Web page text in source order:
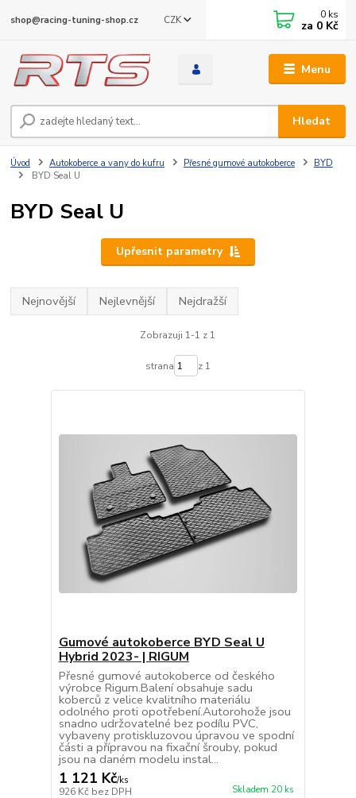
Menu
CZK
Hledat
shop@racing-tuning-shop.cz 0 ks
za 0 Kč
Úvod Autokoberce a vany do kufru Přesné gumové autokoberce
BYD
BYD Seal U
BYD Seal U
Upřesnit parametry
Nejnovější Nejlevnější Nejdražší
Zobrazuji 1-1 z 1
strana z 1
Gumové autokoberce BYD Seal U
Hybrid 2023- | RIGUM
Přesné gumové autokoberce od českého
výrobce Rigum.Balení obsahuje sadu
koberců z velice kvalitního materiálu
odolného proti opotřebení.Autorohože jsou
snadno udržovatelné bez podílu PVC,
vybaveny protiskluzovou úpravou ve spodní
části a přípravou na fixační šrouby, pokud
jsou na daném modelu instal...
1 121 Kč/ks
926 Kč bez DPH Skladem 20 ks